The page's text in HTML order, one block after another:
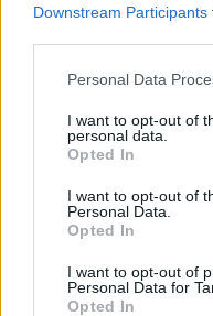
Downstream Participants
Personal Data
I want to opt-out of
personal data.
Opted In
I want to opt-out of
Personal Data.
Opted In
I want to opt-out of
Personal Data for
Opted In